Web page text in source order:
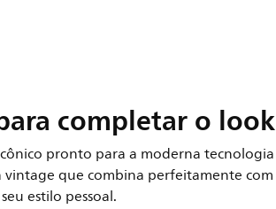
completar o look
pronto para a moderna tecnologia
vintage que combina perfeitamente com
seu estilo pessoal.